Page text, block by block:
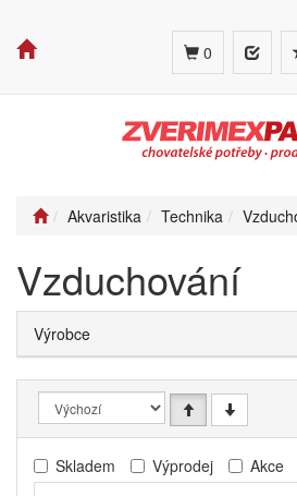
0
Akvaristika Technika
Vzduchování
Výrobce
Skladem Výprodej Akce